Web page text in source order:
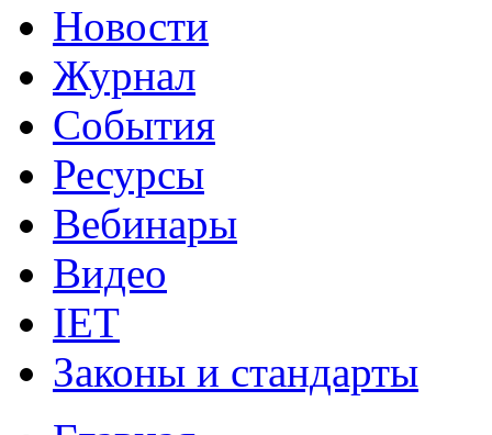
Новости
Журнал
События
Ресурсы
Вебинары
Видео
IET
Законы и стандарты